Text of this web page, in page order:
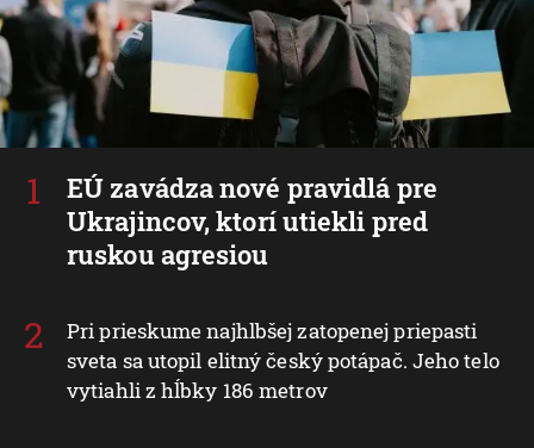
EÚ zavádza nové pravidlá pre
Ukrajincov, ktorí utiekli pred
ruskou agresiou
Pri prieskume najhlbšej zatopenej priepasti
sveta sa utopil elitný český potápač. Jeho telo
vytiahli z hĺbky 186 metrov